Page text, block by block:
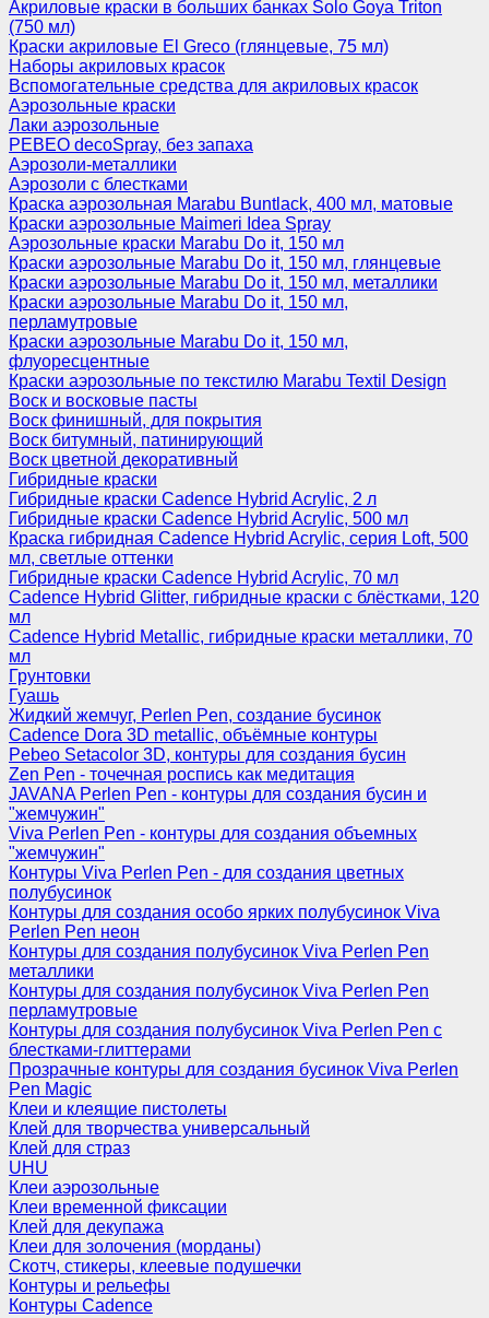
Акриловые краски в больших банках Solo Goya Triton
(750 мл)
Краски акриловые El Greco (глянцевые, 75 мл)
Наборы акриловых красок
Вспомогательные средства для акриловых красок
Аэрозольные краски
Лаки аэрозольные
PEBEO decoSpray, без запаха
Аэрозоли-металлики
Аэрозоли с блестками
Краска аэрозольная Marabu Buntlack, 400 мл, матовые
Краски аэрозольные Maimeri Idea Spray
Аэрозольные краски Marabu Do it, 150 мл
Краски аэрозольные Marabu Do it, 150 мл, глянцевые
Краски аэрозольные Marabu Do it, 150 мл, металлики
Краски аэрозольные Marabu Do it, 150 мл,
перламутровые
Краски аэрозольные Marabu Do it, 150 мл,
флуоресцентные
Краски аэрозольные по текстилю Marabu Textil Design
Воск и восковые пасты
Воск финишный, для покрытия
Воск битумный, патинирующий
Воск цветной декоративный
Гибридные краски
Гибридные краски Cadence Hybrid Acrylic, 2 л
Гибридные краски Cadence Hybrid Acrylic, 500 мл
Краска гибридная Cadence Hybrid Acrylic, серия Loft, 500
мл, светлые оттенки
Гибридные краски Cadence Hybrid Acrylic, 70 мл
Cadence Hybrid Glitter, гибридные краски с блёстками, 120
мл
Cadence Hybrid Metallic, гибридные краски металлики, 70
мл
Грунтовки
Гуашь
Жидкий жемчуг, Perlen Pen, создание бусинок
Cadence Dora 3D metallic, объёмные контуры
Pebeo Setacolor 3D, контуры для создания бусин
Zen Pen - точечная роспись как медитация
JAVANA Perlen Pen - контуры для создания бусин и
"жемчужин"
Viva Perlen Pen - контуры для создания объемных
"жемчужин"
Контуры Viva Perlen Pen - для создания цветных
полубусинок
Контуры для создания особо ярких полубусинок Viva
Perlen Pen неон
Контуры для создания полубусинок Viva Perlen Pen
металлики
Контуры для создания полубусинок Viva Perlen Pen
перламутровые
Контуры для создания полубусинок Viva Perlen Pen с
блестками-глиттерами
Прозрачные контуры для создания бусинок Viva Perlen
Pen Magic
Клеи и клеящие пистолеты
Клей для творчества универсальный
Клей для страз
UHU
Клеи аэрозольные
Клеи временной фиксации
Клей для декупажа
Клеи для золочения (морданы)
Скотч, стикеры, клеевые подушечки
Контуры и рельефы
Контуры Cadence